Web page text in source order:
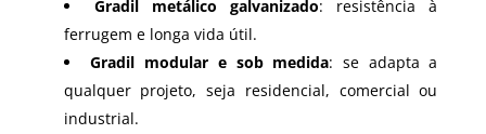
Gradil metálico galvanizado: resistência à
ferrugem e longa vida útil.
Gradil modular e sob medida: se adapta a
qualquer projeto, seja residencial, comercial ou
industrial.